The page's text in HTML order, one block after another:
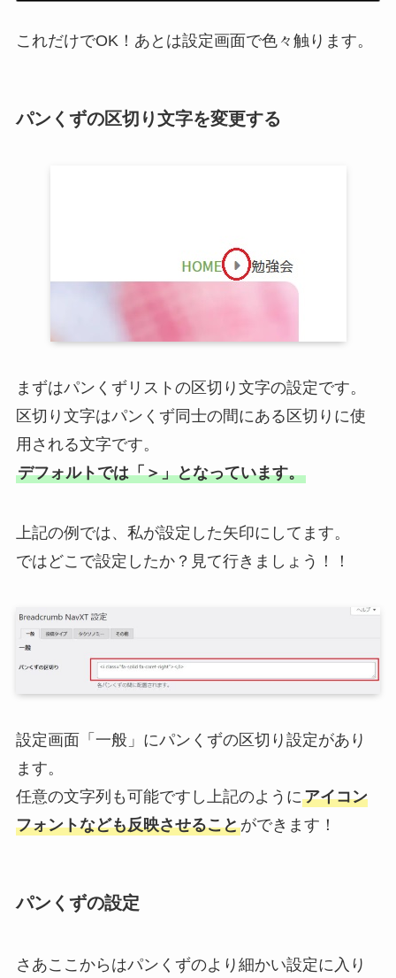
これだけでOK！あとは設定画面で色々触ります。
パンくずの区切り文字を変更する
まずはパンくずリストの区切り文字の設定です。
区切り文字はパンくず同士の間にある区切りに使
用される文字です。
デフォルトでは「＞」となっています。
上記の例では、私が設定した矢印にしてます。
ではどこで設定したか？見て行きましょう！！
設定画面「一般」にパンくずの区切り設定があり
ます。
任意の文字列も可能ですし上記のようにアイコン
フォントなども反映させることができます！
パンくずの設定
さあここからはパンくずのより細かい設定に入り